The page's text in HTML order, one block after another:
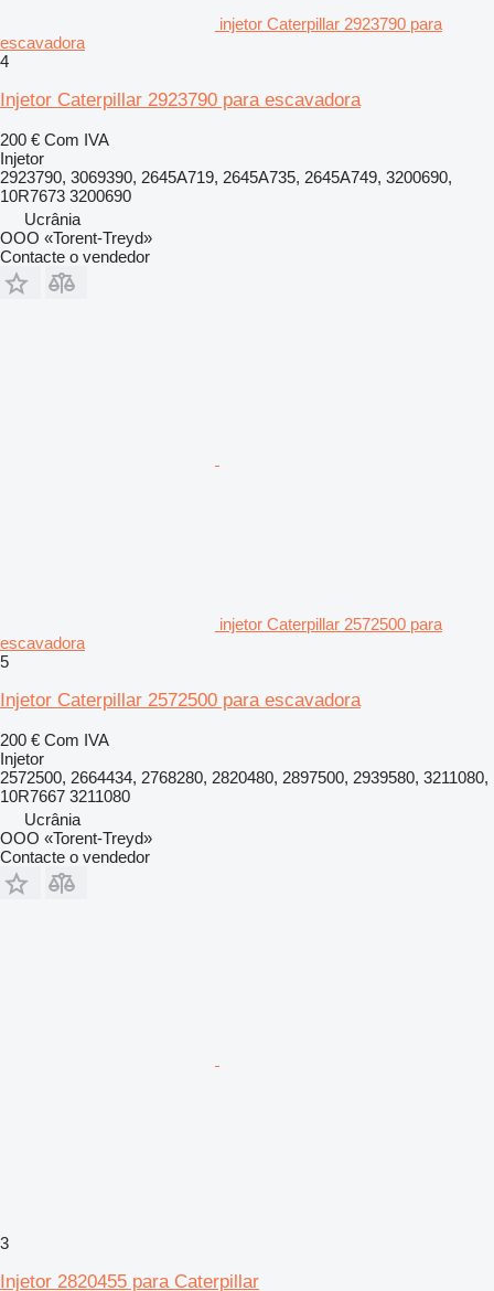
injetor Caterpillar 2923790 para
escavadora
4
Injetor Caterpillar 2923790 para escavadora
200 € Com IVA
Injetor
2923790, 3069390, 2645A719, 2645A735, 2645A749, 3200690,
10R7673 3200690
Ucrânia
OOO «Torent-Treyd»
Contacte o vendedor
injetor Caterpillar 2572500 para
escavadora
5
Injetor Caterpillar 2572500 para escavadora
200 € Com IVA
Injetor
2572500, 2664434, 2768280, 2820480, 2897500, 2939580, 3211080,
10R7667 3211080
Ucrânia
OOO «Torent-Treyd»
Contacte o vendedor
3
Injetor 2820455 para Caterpillar